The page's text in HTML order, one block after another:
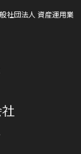
社団法人 資産運用業